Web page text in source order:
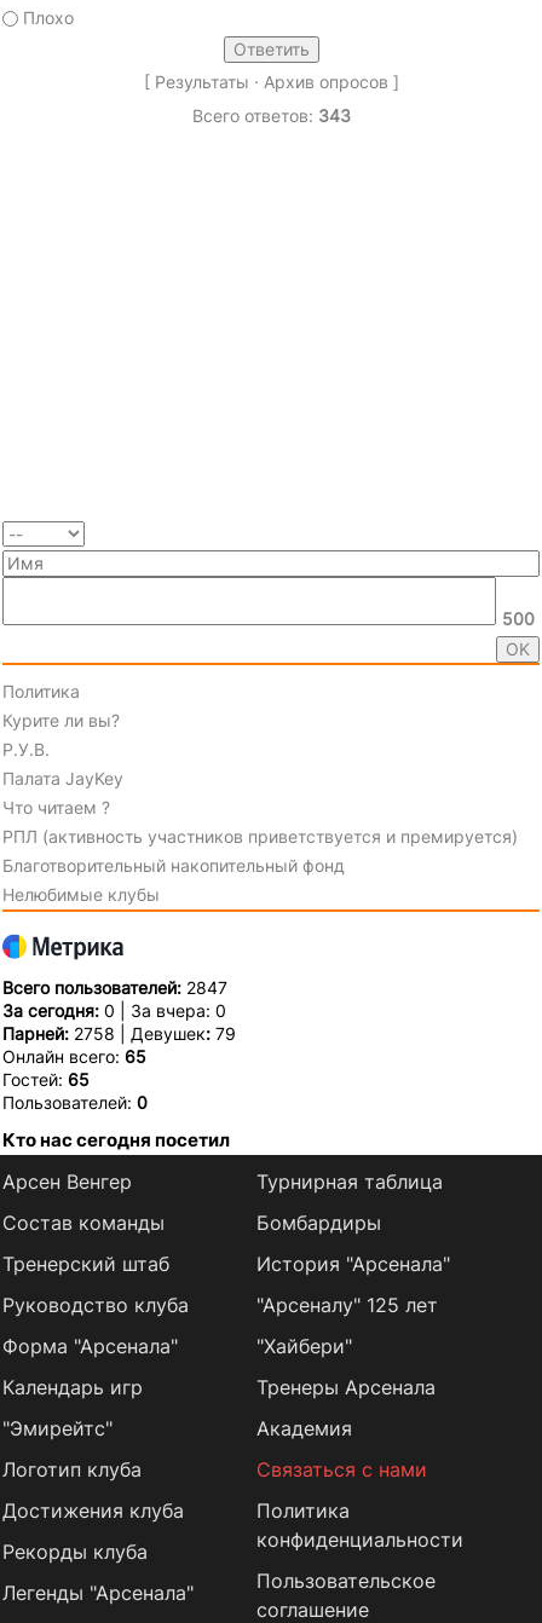
Плохо
[ Результаты · Архив опросов ]
Всего ответов: 343
500
Политика
Курите ли вы?
Р.У.В.
Палата JayKey
Что читаем ?
РПЛ (активность участников приветствуется и премируется)
Благотворительный накопительный фонд
Нелюбимые клубы
Всего пользователей: 2847
За сегодня: 0 | За вчера: 0
Парней: 2758 | Девушек: 79
Онлайн всего: 65
Гостей: 65
Пользователей: 0
Кто нас сегодня посетил
Арсен Венгер
Состав команды
Тренерский штаб
Руководство клуба
Форма "Арсенала"
Календарь игр
Турнирная таблица
Бомбардиры
История "Арсенала"
"Арсеналу" 125 лет
"Хайбери"
Тренеры Арсенала
"Эмирейтс"
Логотип клуба
Достижения клуба
Рекорды клуба
Легенды "Арсенала"
Академия
Связаться с нами
Политика
конфиденциальности
Пользовательское
соглашение